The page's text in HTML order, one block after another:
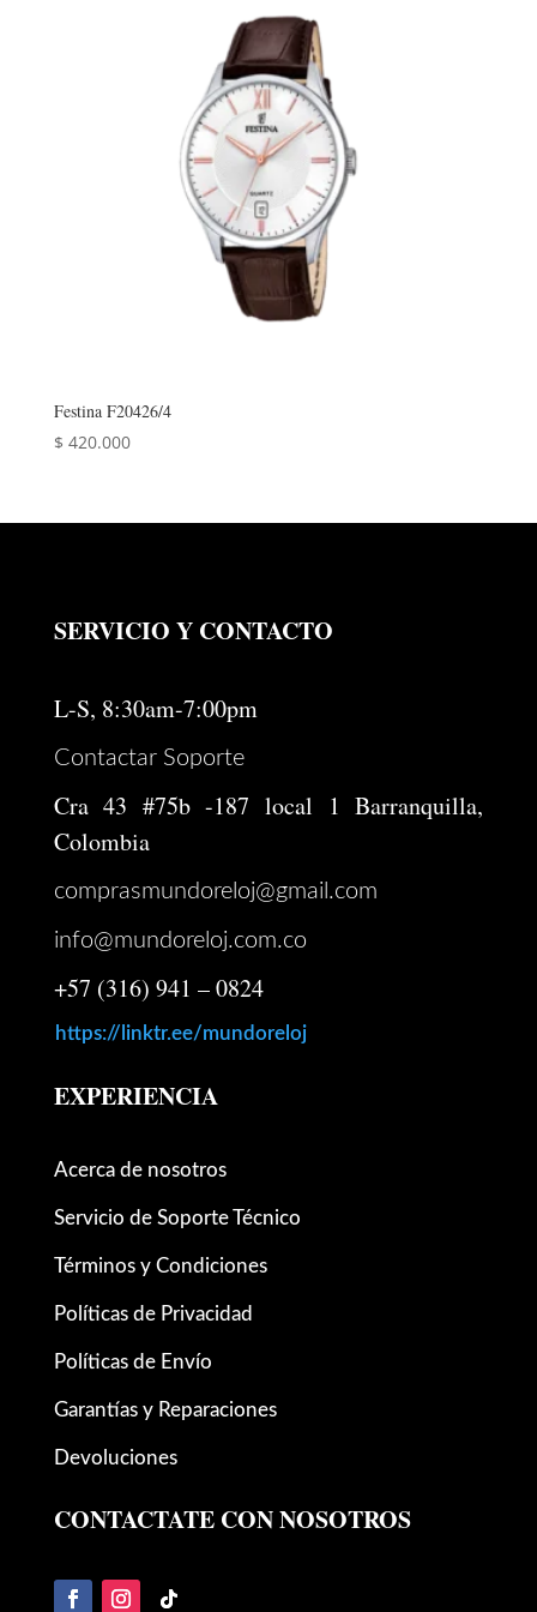
Festina F20426/4
$ 420.000
SERVICIO Y CONTACTO
L-S, 8:30am-7:00pm
Contactar Soporte
Cra 43 #75b -187 local 1 Barranquilla,
Colombia
comprasmundoreloj@gmail.com
info@mundoreloj.com.co
+57 (316) 941 – 0824
https://linktr.ee/mundoreloj
EXPERIENCIA
Acerca de nosotros
Servicio de Soporte Técnico
Términos y Condiciones
Políticas de Privacidad
Políticas de Envío
Garantías y Reparaciones
Devoluciones
CONTACTATE CON NOSOTROS